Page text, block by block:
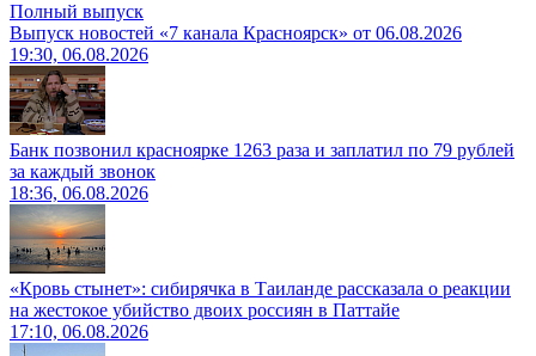
Полный выпуск
Выпуск новостей «7 канала Красноярск» от 06.08.2026
19:30, 06.08.2026
Банк позвонил красноярке 1263 раза и заплатил по 79 рублей
за каждый звонок
18:36, 06.08.2026
«Кровь стынет»: сибирячка в Таиланде рассказала о реакции
на жестокое убийство двоих россиян в Паттайе
17:10, 06.08.2026